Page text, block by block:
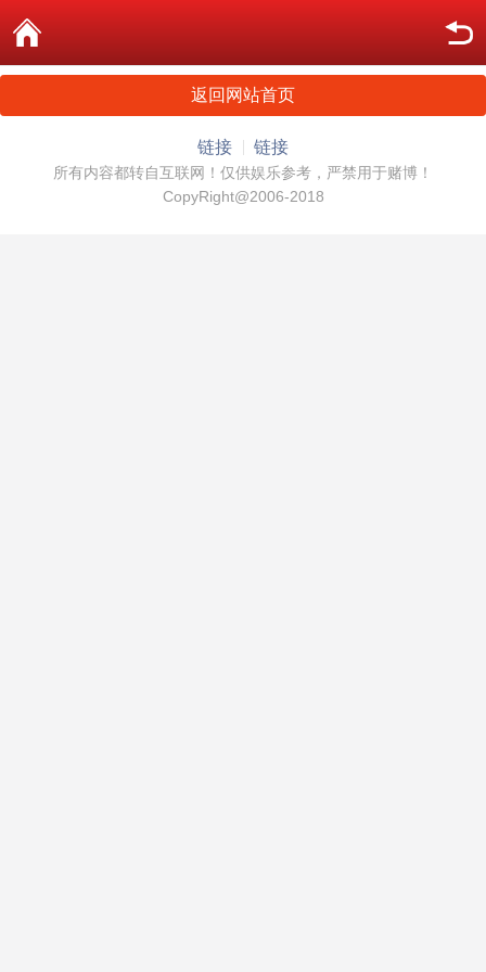
返回网站首页
链接 链接
所有内容都转自互联网！仅供娱乐参考，严禁用于赌博！
CopyRight@2006-2018